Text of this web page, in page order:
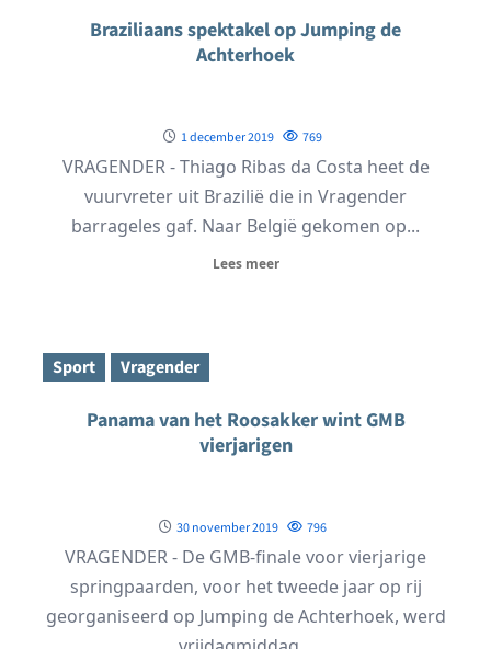
Braziliaans spektakel op Jumping de
Achterhoek
1 december 2019 769
VRAGENDER - Thiago Ribas da Costa heet de
vuurvreter uit Brazilië die in Vragender
barrageles gaf. Naar België gekomen op...
Lees meer
Sport Vragender
Panama van het Roosakker wint GMB
vierjarigen
30 november 2019 796
VRAGENDER - De GMB-finale voor vierjarige
springpaarden, voor het tweede jaar op rij
georganiseerd op Jumping de Achterhoek, werd